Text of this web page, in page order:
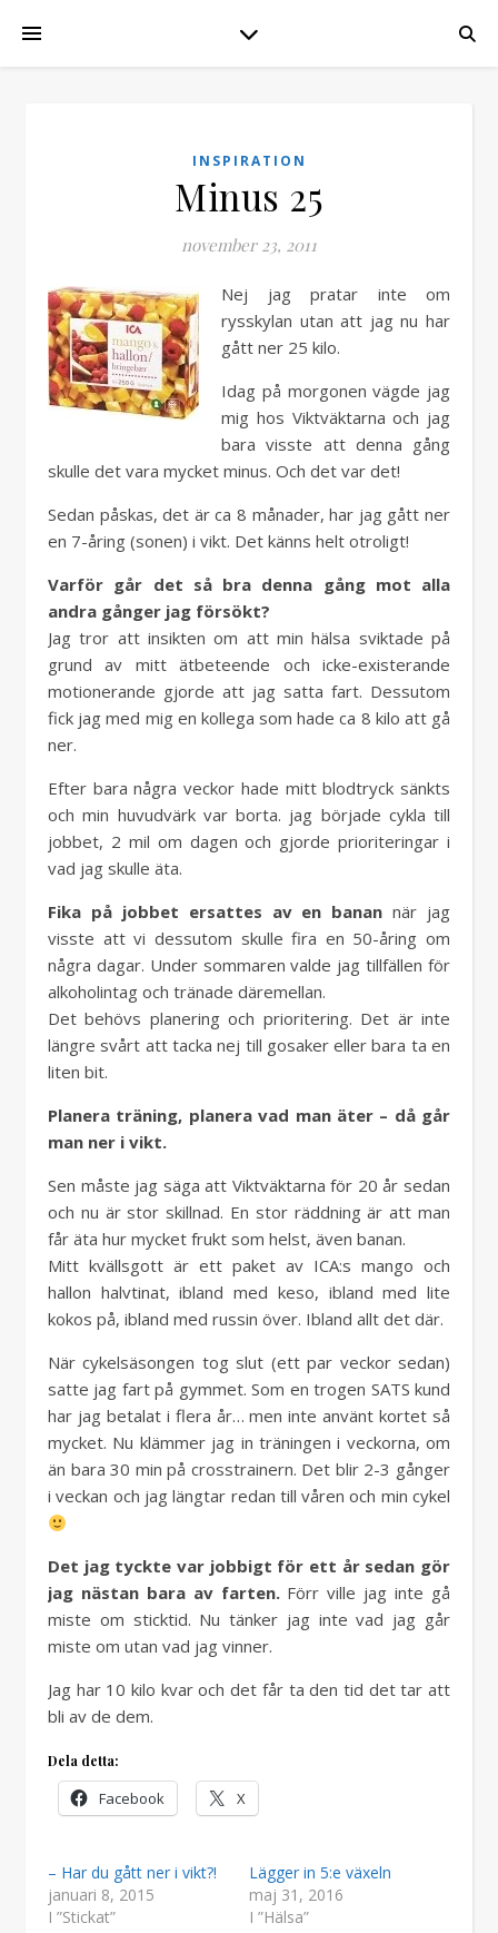
INSPIRATION
Minus 25
november 23, 2011
Nej jag pratar inte om
rysskylan utan att jag nu har
gått ner 25 kilo.
Idag på morgonen vägde jag
mig hos Viktväktarna och jag
bara visste att denna gång
skulle det vara mycket minus. Och det var det!
Sedan påskas, det är ca 8 månader, har jag gått ner
en 7-åring (sonen) i vikt. Det känns helt otroligt!
Varför går det så bra denna gång mot alla
andra gånger jag försökt?
Jag tror att insikten om att min hälsa sviktade på
grund av mitt ätbeteende och icke-existerande
motionerande gjorde att jag satta fart. Dessutom
fick jag med mig en kollega som hade ca 8 kilo att gå
ner.
Efter bara några veckor hade mitt blodtryck sänkts
och min huvudvärk var borta. jag började cykla till
jobbet, 2 mil om dagen och gjorde prioriteringar i
vad jag skulle äta.
Fika på jobbet ersattes av en banan när jag
visste att vi dessutom skulle fira en 50-åring om
några dagar. Under sommaren valde jag tillfällen för
alkoholintag och tränade däremellan.
Det behövs planering och prioritering. Det är inte
längre svårt att tacka nej till gosaker eller bara ta en
liten bit.
Planera träning, planera vad man äter – då går
man ner i vikt.
Sen måste jag säga att Viktväktarna för 20 år sedan
och nu är stor skillnad. En stor räddning är att man
får äta hur mycket frukt som helst, även banan.
Mitt kvällsgott är ett paket av ICA:s mango och
hallon halvtinat, ibland med keso, ibland med lite
kokos på, ibland med russin över. Ibland allt det där.
När cykelsäsongen tog slut (ett par veckor sedan)
satte jag fart på gymmet. Som en trogen SATS kund
har jag betalat i flera år… men inte använt kortet så
mycket. Nu klämmer jag in träningen i veckorna, om
än bara 30 min på crosstrainern. Det blir 2-3 gånger
i veckan och jag längtar redan till våren och min cykel
Det jag tyckte var jobbigt för ett år sedan gör
jag nästan bara av farten.Förr ville jag inte gå
miste om sticktid. Nu tänker jag inte vad jag går
miste om utan vad jag vinner.
Jag har 10 kilo kvar och det får ta den tid det tar att
bli av de dem.
Dela detta:
Facebook X
– Har du gått ner i vikt?!
januari 8, 2015
I ”Stickat”
Lägger in 5:e växeln
maj 31, 2016
I ”Hälsa”